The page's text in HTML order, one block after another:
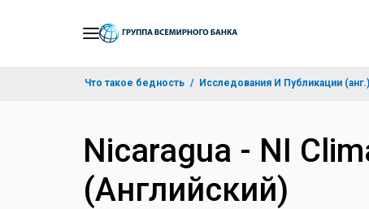
Что такое бедность Исследования И Публикации (анг.)
Nicaragua - NI
(Английский)